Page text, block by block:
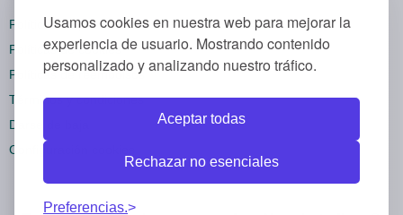
Usamos cookies en nuestra web para mejorar la
experiencia de usuario. Mostrando contenido
personalizado y analizando nuestro tráfico.
Aceptar todas
Rechazar no esenciales
Preferencias.
Políticas de privacidad
Políticas de cookies
Políticas de reembolsos
Términos y condiciones
Darse de baja
Configuración cookies